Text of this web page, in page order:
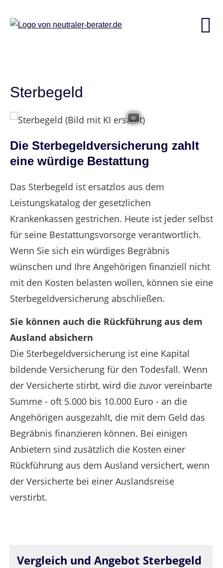
Sterbegeld
KI
Die Sterbegeldversicherung zahlt
eine würdige Bestattung
Das Sterbegeld ist ersatzlos aus dem
Leistungskatalog der gesetzlichen
Krankenkassen gestrichen. Heute ist jeder selbst
für seine Bestattungsvorsorge verantwortlich.
Wenn Sie sich ein würdiges Begräbnis
wünschen und Ihre Angehörigen finanziell nicht
mit den Kosten belasten wollen, können sie eine
Sterbegeldversicherung abschließen.
Sie können auch die Rückführung aus dem
Ausland absichern
Die Sterbegeldversicherung ist eine Kapital
bildende Versicherung für den Todesfall. Wenn
der Versicherte stirbt, wird die zuvor vereinbarte
Summe - oft 5.000 bis 10.000 Euro - an die
Angehörigen ausgezahlt, die mit dem Geld das
Begräbnis finanzieren können. Bei einigen
Anbietern sind zusätzlich die Kosten einer
Rückführung aus dem Ausland versichert, wenn
der Versicherte bei einer Auslandsreise
verstirbt.
Vergleich und Angebot Sterbegeld